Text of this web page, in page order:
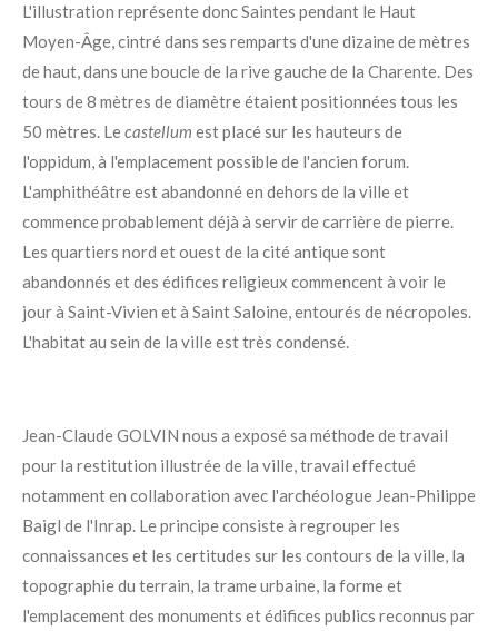
L'illustration représente donc Saintes pendant le Haut
Moyen-Âge, cintré dans ses remparts d'une dizaine de mètres
de haut, dans une boucle de la rive gauche de la Charente. Des
tours de 8 mètres de diamètre étaient positionnées tous les
50 mètres. Lecastellum est placé sur les hauteurs de
l'oppidum, à l'emplacement possible de l'ancien forum.
L'amphithéâtre est abandonné en dehors de la ville et
commence probablement déjà à servir de carrière de pierre.
Les quartiers nord et ouest de la cité antique sont
abandonnés et des édifices religieux commencent à voir le
jour à Saint-Vivien et à Saint Saloine, entourés de nécropoles.
L'habitat au sein de la ville est très condensé.
Jean-Claude GOLVIN nous a exposé sa méthode de travail
pour la restitution illustrée de la ville, travail effectué
notamment en collaboration avec l'archéologue Jean-Philippe
Baigl de l'Inrap. Le principe consiste à regrouper les
connaissances et les certitudes sur les contours de la ville, la
topographie du terrain, la trame urbaine, la forme et
l'emplacement des monuments et édifices publics reconnus par